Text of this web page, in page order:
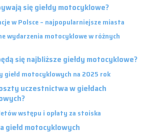
się giełdy motocyklowe?
w Polsce – najpopularniejsze miasta
wydarzenia motocyklowe w różnych
się najbliższe giełdy motocyklowe?
giełd motocyklowych na 2025 rok
uczestnictwa w giełdach
wstępu i opłaty za stoiska
giełd motocyklowych